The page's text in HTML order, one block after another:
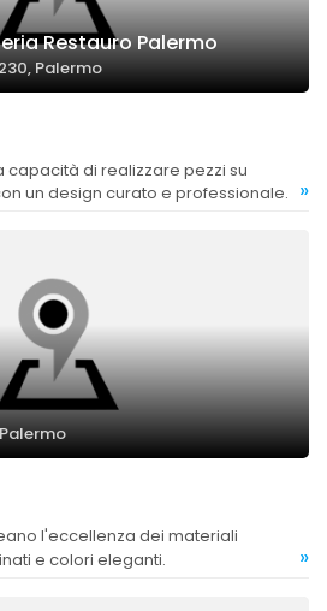
Restauro Palermo
Palermo
un design curato e professionale. »
e colori eleganti.
»